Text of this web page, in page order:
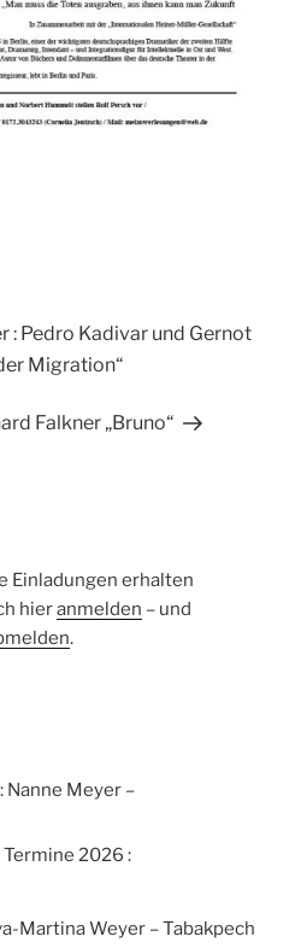
: Pedro Kadivar und Gernot
Migration“
Falkner „Bruno“
Einladungen erhalten
hieranmelden – und
.
Nanne Meyer –
2026 :
Martina Weyer – Tabakpech